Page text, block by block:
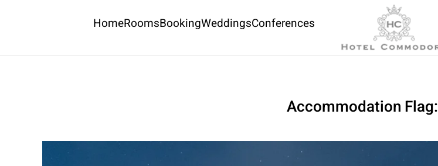
HomeRoomsBookingWeddingsConferences
Accommodation Flag: